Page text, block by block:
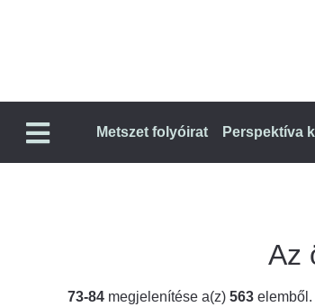
Metszet folyóirat Perspektíva
Az
73-84 megjelenítése a(z) 563 elemből.